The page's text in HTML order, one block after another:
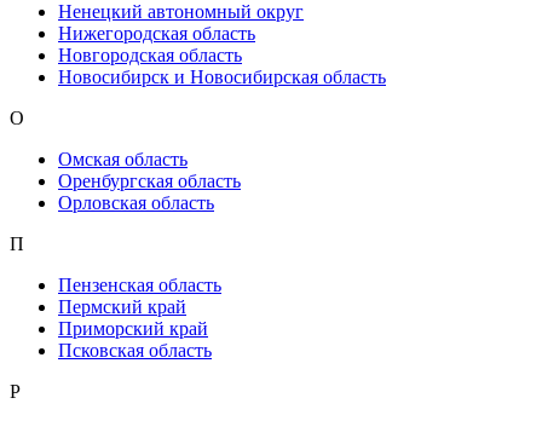
Ненецкий автономный округ
Нижегородская область
Новгородская область
Новосибирск и Новосибирская область
О
Омская область
Оренбургская область
Орловская область
П
Пензенская область
Пермский край
Приморский край
Псковская область
Р